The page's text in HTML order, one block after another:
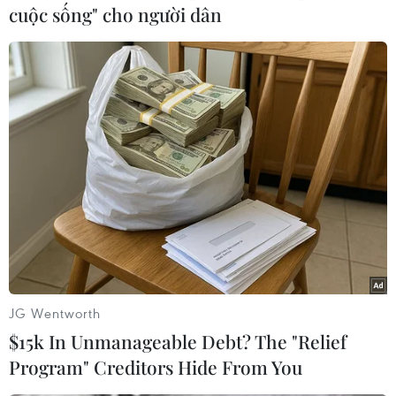
tư để đáp ứng được xu hướng phát triển của thị
trường.
Theo ông Bùi Trung Nghĩa, Vietfood & Beverage
- Propack lần này giúp doanh nghiệp và khách
tham quan nắm bắt được xu hướng về sản
phẩm và công nghệ mới trong ngành thực phẩm
và đồ uống và những cách tiếp cận mới với sản
xuất, chế biến và đóng gói và tiêu dùng thực
phẩm, đồ uống thời gian tới.
Đồng thời, triển lãm kéo dài đến hết ngày 11/11
cũng là cơ hội để các doanh nghiệp tìm hiểu,
kết nối và xây dựng mối quan hệ hợp tác kinh
doanh với doanh nghiệp, nhà sản xuất, nhà
phân phối trong nước và quốc tế, góp phần mở
cuộc sống" cho người dân
JG Wentworth
$15k In Unmanageable Debt? The "Relief
Program" Creditors Hide From You